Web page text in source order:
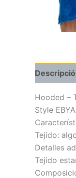
Hooded –
Style
Tejido:
Detalles
Tejido